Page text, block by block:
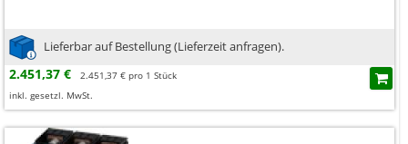
Lieferbar auf Bestellung (Lieferzeit anfragen).
2.451,37 €
2.451,37 € pro 1 Stück
inkl. gesetzl. MwSt.